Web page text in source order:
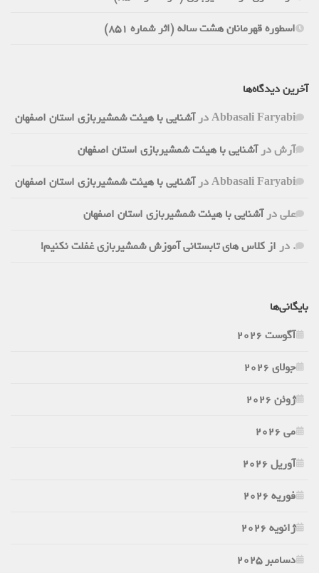
اسطوره قهرمانان هشت ساله (اثر شماره 851)
آخرین دیدگاه‌ها
Abbasali Faryabiدرآشنایی با هیئت شمشیربازی استان اصفهان
آرشدرآشنایی با هیئت شمشیربازی استان اصفهان
Abbasali Faryabiدرآشنایی با هیئت شمشیربازی استان اصفهان
علیدرآشنایی با هیئت شمشیربازی استان اصفهان
. در از کلاس های تابستانی آموزش شمشیربازی غفلت نکنیم!
بایگانی‌ها
آگوست 2026
جولای 2026
ژوئن 2026
می 2026
آوریل 2026
فوریه 2026
ژانویه 2026
دسامبر 2025